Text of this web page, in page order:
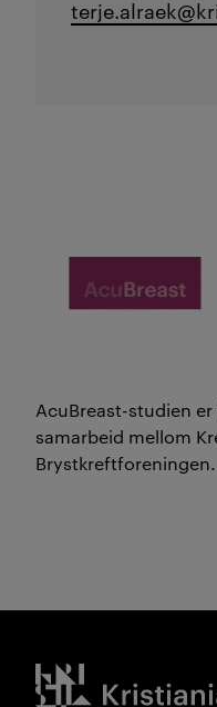
AcuBreast-studien
samarbeid mellom
Brystkreftforeningen.
Kristiania logo